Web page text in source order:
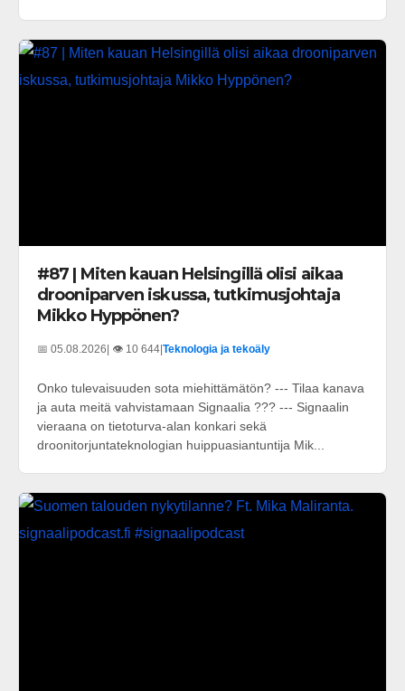
#87 | Miten kauan Helsingillä olisi aikaa
drooniparven iskussa, tutkimusjohtaja
Mikko Hyppönen?
📅 05.08.2026 | 👁️ 10 644 Teknologia ja tekoäly
Onko tulevaisuuden sota miehittämätön? --- Tilaa kanava
ja auta meitä vahvistamaan Signaalia ??? --- Signaalin
vieraana on tietoturva-alan konkari sekä
droonitorjuntateknologian huippuasiantuntija Mik...